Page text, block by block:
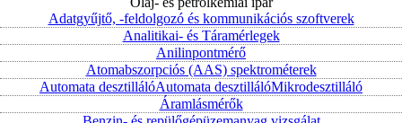
Adatgyűjtő, -feldolgozó és kommunikációs szoftverek
Analitikai- és Táramérlegek
Anilinpontmérő
Atomabszorpciós (AAS) spektrométerek
Automata desztillálóAutomata desztillálóMikrodesztilláló
Áramlásmérők